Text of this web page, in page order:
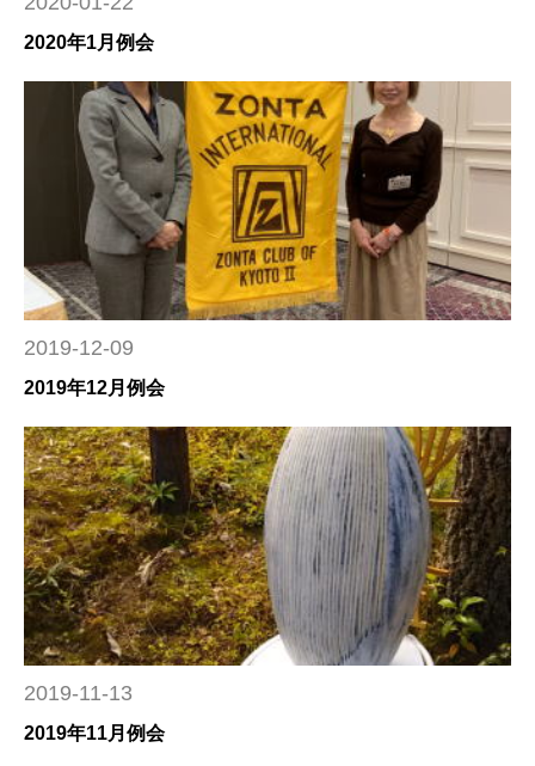
2020年1月例会
2019-12-09
2019年12月例会
2019-11-13
2019年11月例会